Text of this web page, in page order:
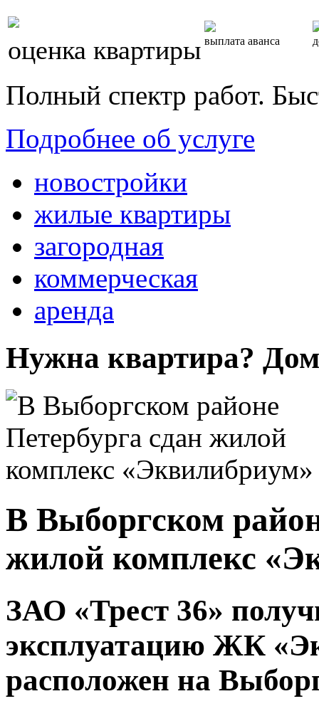
оценка квартиры выплата аванса
Полный спектр работ.
Подробнее об услуге
новостройки
жилые квартиры
загородная
коммерческая
аренда
Нужна квартира?
В Выборгском
жилой комплекс
ЗАО «Трест 36»
эксплуатацию ЖК
расположен на